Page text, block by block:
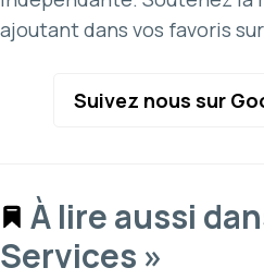
ajoutant dans vos favoris
Suivez nous sur
À lire aussi
Services »